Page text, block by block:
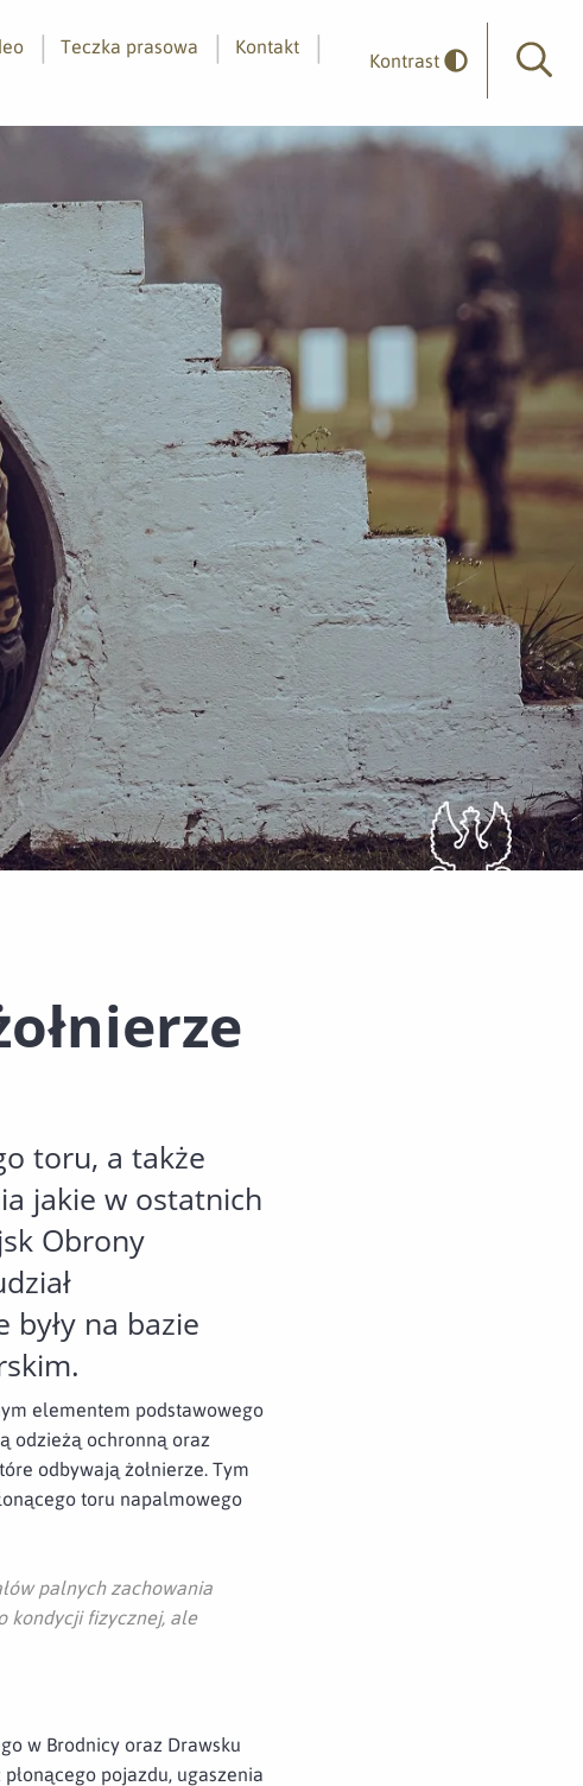
Teczka prasowa
Kontakt
Kontrast
toru, a także
jakie w ostatnich
Obrony
na bazie
elementem podstawowego
odzieżą ochronną oraz
odbywają żołnierze. Tym
toru napalmowego
palnych zachowania
kondycji fizycznej, ale
w Brodnicy oraz Drawsku
pojazdu, ugaszenia